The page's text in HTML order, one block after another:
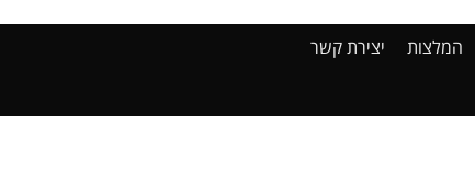
המלצות יצירת קשר